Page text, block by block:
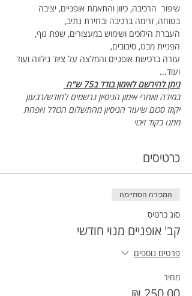
שיפור  הרכיבה, כיוון והתאמת אופניים, יציבה
בטוחה, זרימה ברכיבה ובחירת נתיב,
העברת הילוכים ושימוש במעצורים, שפת גוף,
הפניית מבט, סיבובים,
עזרה ברכישת אופניים והמלצה על ציוד נילווה ועוד
ועוד...
ניתן להירשם לאימון בודד ב75 ש"ח
במידה ואחרי אימון הניסיון נרשמים לחודש/רבעון
יקוזז סכום שיעור הניסיון מהתשלום הכולל ויופחת
ממנו בקוד זיכוי
כרטיסים
המכירה הסתיימה
סוג כרטיס
קב' אופניים מנוי חודשי
פרטים נוספים
מחיר